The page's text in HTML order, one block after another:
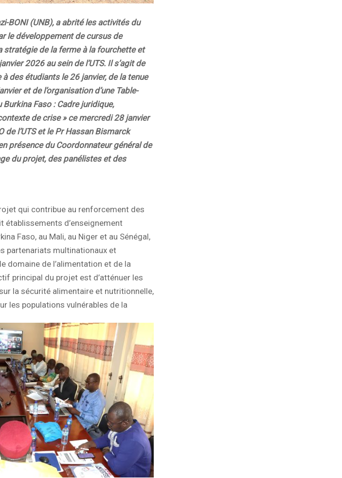
BONI (UNB), a abrité les activités du
le développement de cursus de
stratégie de la ferme à la fourchette et
2026 au sein de l’UTS. Il s’agit de
des étudiants le 26 janvier, de la tenue
et de l’organisation d’une Table-
Faso : Cadre juridique,
de crise » ce mercredi 28 janvier
l’UTS et le Pr Hassan Bismarck
présence du Coordonnateur général de
du projet, des panélistes et des
qui contribue au renforcement des
établissements d’enseignement
Faso, au Mali, au Niger et au Sénégal,
partenariats multinationaux et
domaine de l’alimentation et de la
principal du projet est d’atténuer les
la sécurité alimentaire et nutritionnelle,
les populations vulnérables de la